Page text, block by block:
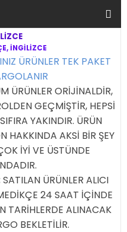
İNGİLİZCE
ÜRÜNLER TEK PAKET
ÜRÜNLER ORİJİNALDİR,
GEÇMİŞTİR, HEPSİ
YAKINDIR. ÜRÜN
HAKKINDA AKSİ BİR ŞEY
İYİ VE ÜSTÜNDE
ÜRÜNLER ALICI
24 SAAT İÇİNDE
TARİHLERDE ALINACAK
BEKLETİLİR.